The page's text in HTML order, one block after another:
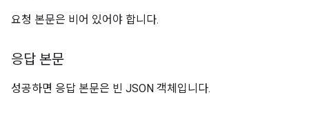
요청 본문은 비어 있어야 합니다.
응답 본문
성공하면 응답 본문은 빈 JSON 객체입니다.